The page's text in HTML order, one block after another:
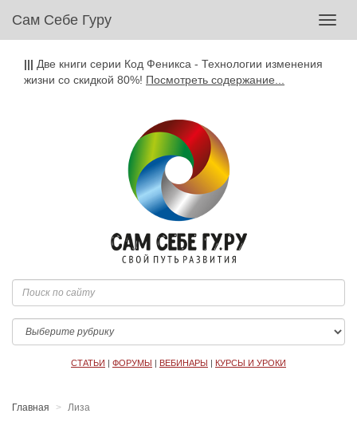
Сам Себе Гуру
||| Две книги серии Код Феникса - Технологии изменения
жизни со скидкой 80%! Посмотреть содержание...
СТАТЬИ | ФОРУМЫ | ВЕБИНАРЫ | КУРСЫ И УРОКИ
Главная Лиза